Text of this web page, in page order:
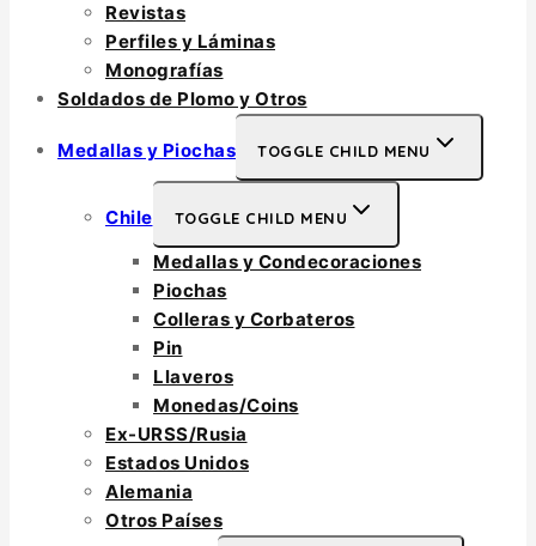
Revistas
Perfiles y Láminas
Monografías
Soldados de Plomo y Otros
Medallas y Piochas TOGGLE CHILD MENU
Chile TOGGLE CHILD MENU
Medallas y Condecoraciones
Piochas
Colleras y Corbateros
Pin
Llaveros
Monedas/Coins
Ex-URSS/Rusia
Estados Unidos
Alemania
Otros Países